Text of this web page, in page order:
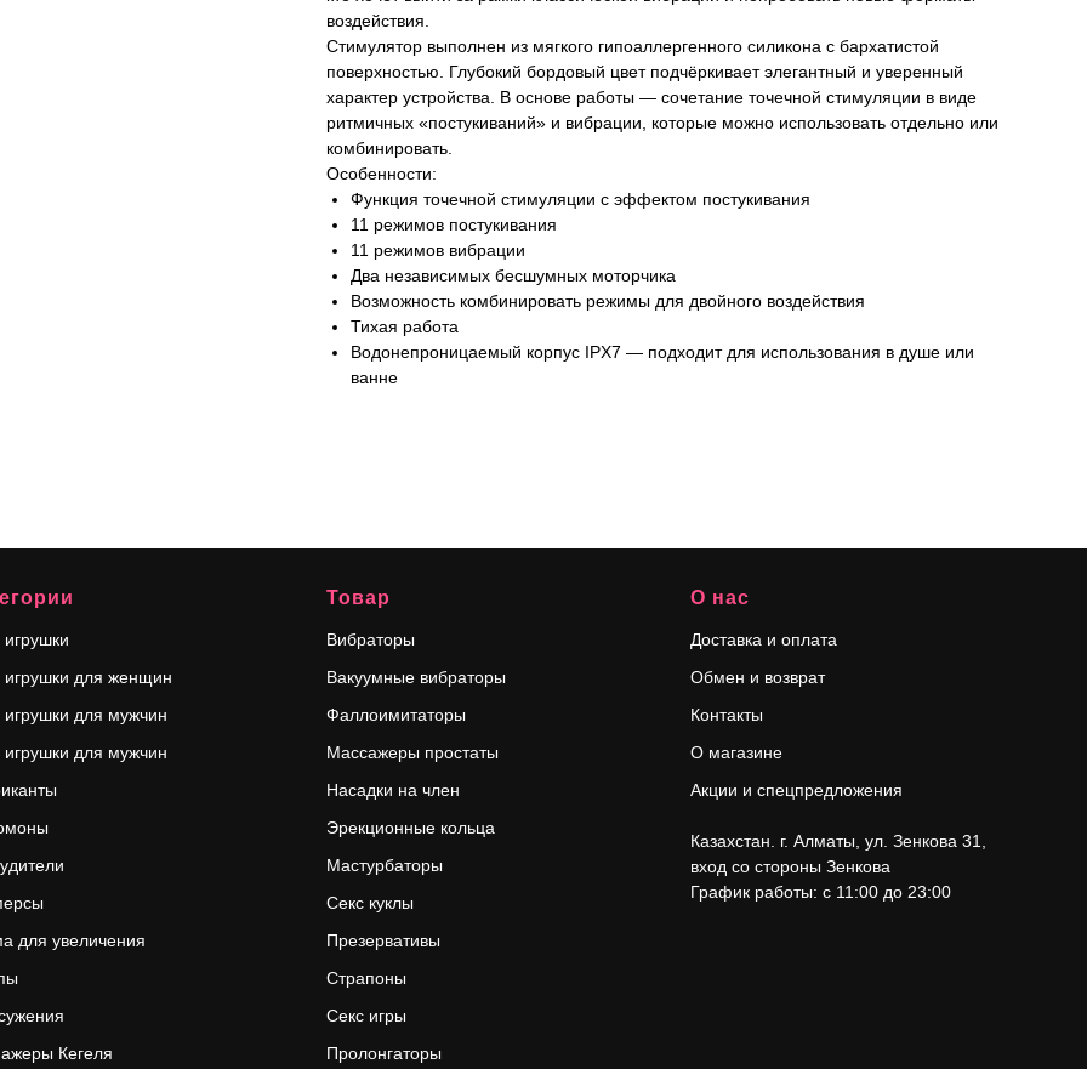
воздействия.
Стимулятор выполнен из мягкого гипоаллергенного силикона с бархатистой
поверхностью. Глубокий бордовый цвет подчёркивает элегантный и уверенный
характер устройства. В основе работы — сочетание точечной стимуляции в виде
ритмичных «постукиваний» и вибрации, которые можно использовать отдельно или
комбинировать.
Особенности:
Функция точечной стимуляции с эффектом постукивания
11 режимов постукивания
11 режимов вибрации
Два независимых бесшумных моторчика
Возможность комбинировать режимы для двойного воздействия
Тихая работа
Водонепроницаемый корпус IPX7 — подходит для использования в душе или
ванне
игрушки для женщин
игрушки для мужчин
игрушки для мужчин
для увеличения
Кегеля
Товар
Вибраторы
Вакуумные вибраторы
Фаллоимитаторы
Массажеры простаты
Насадки на член
Эрекционные кольца
Мастурбаторы
Секс куклы
Презервативы
Страпоны
Секс игры
Пролонгаторы
О нас
Доставка и оплата
Обмен и возврат
Контакты
О магазине
Акции и спецпредложения
Казахстан. г. Алматы, ул. Зенкова 31,
вход со стороны Зенкова
График работы: с 11:00 до 23:00